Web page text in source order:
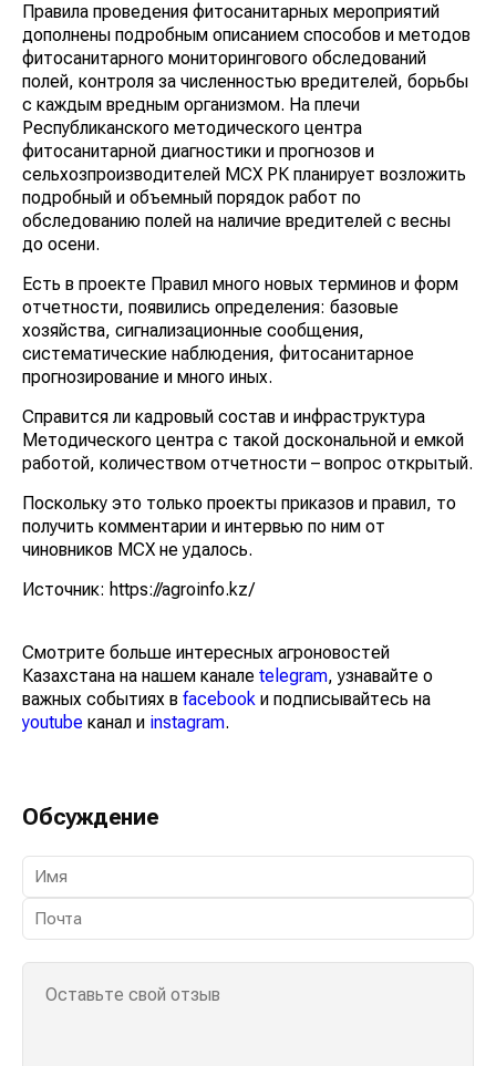
Правила проведения фитосанитарных мероприятий
дополнены подробным описанием способов и методов
фитосанитарного мониторингового обследований
полей, контроля за численностью вредителей, борьбы
с каждым вредным организмом. На плечи
Республиканского методического центра
фитосанитарной диагностики и прогнозов и
сельхозпроизводителей МСХ РК планирует возложить
подробный и объемный порядок работ по
обследованию полей на наличие вредителей с весны
до осени.
Есть в проекте Правил много новых терминов и форм
отчетности, появились определения: базовые
хозяйства, сигнализационные сообщения,
систематические наблюдения, фитосанитарное
прогнозирование и много иных.
Справится ли кадровый состав и инфраструктура
Методического центра с такой доскональной и емкой
работой, количеством отчетности – вопрос открытый.
Поскольку это только проекты приказов и правил, то
получить комментарии и интервью по ним от
чиновников МСХ не удалось.
Источник: https://agroinfo.kz/
Смотрите больше интересных агроновостей
Казахстана на нашем канале telegram, узнавайте о
важных событиях в facebook и подписывайтесь на
youtube канал и instagram.
Обсуждение